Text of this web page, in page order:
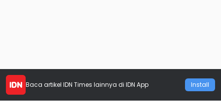
Baca artikel IDN Times lainnya di IDN App Install